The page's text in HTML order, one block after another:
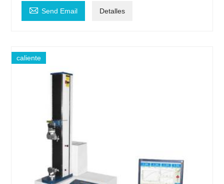
 Send Email Detalles
caliente